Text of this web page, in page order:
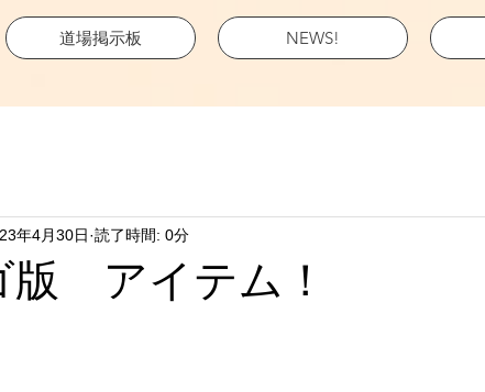
道場掲示板 NEWS!
版 アイテム！
年4月30日 読了時間: 0分